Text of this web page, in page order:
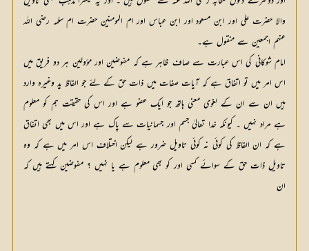
والا حضرت علی اور ابن مسعود اور ابن عباس اور ام المومنین حضرت ام سلمہ رضی اللہ
عنہم اجمعین سے منقول ہے۔
امام شوکانی کی اس عبارت سے صاف ظاہر ہے کہ مفوضین اور مؤولین ہر دو فریق میں
اس امر میں تو اتفاق ہے کہ آیات صفات میں ذات حق کے لئے جو الفاظ ید وغیرہ وارد
ہیں ان سے ان کے لغوی معنی ہاتھ جو ایک عضو ہے اور اس کی حقیقت ہم کو معلوم
ہے مراد نہیں ۔ کیونکہ خدا تعالیٰ جسم اور جسمانیات سے پاک ہے اور اس میں بھی اتفاق
ہے کہ ان الفاظ کی کوئی نہ کوئی تاویل ضرور ہے لیکن اختلاف اس امر میں ہے کہ وہ
تاویل ذات حق کے سوائے کسی اور کو بھی معلوم ہے یا نہیں ؟ مفوضین کہتے ہیں کہ
ان